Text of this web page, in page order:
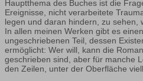
Hauptthema des Buches ist die
Ereignisse, nicht verarbeitete
legen und daran hindern, zu sehen,
In allen meinen Werken gibt es
ungeschriebenen Teil, dessen
ermöglicht: Wer will, kann die
geschrieben sind, aber für manche
den Zeilen, unter der Oberfläche